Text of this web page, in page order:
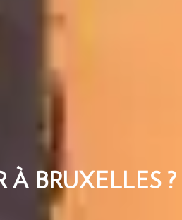
BRUXELLES ?